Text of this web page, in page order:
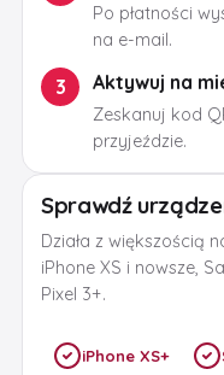
Po płatności
na e-mail.
3 Aktywuj na
Zeskanuj kod
przyjeździe.
Sprawdź
Działa z większością
iPhone XS i nowsze,
Pixel 3+.
iPhone XS+